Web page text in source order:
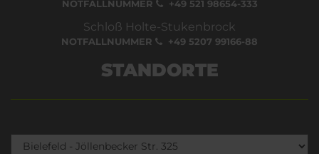
NOTFALLNUMMER +49 521 98654-333
Schloß Holte-Stukenbrock
NOTFALLNUMMER +49 5207 99166-88
STANDORTE